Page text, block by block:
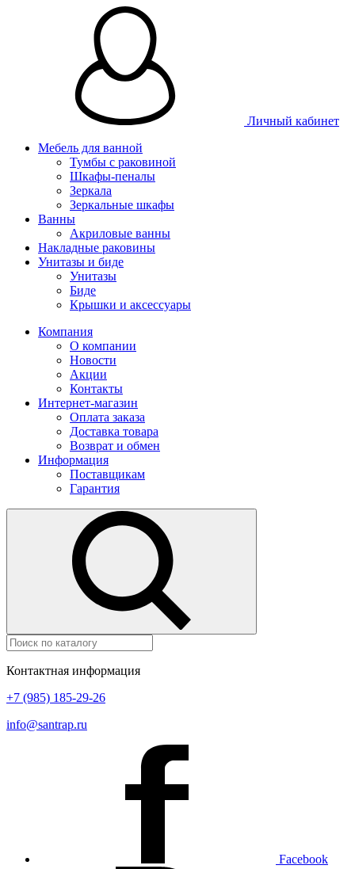
Личный кабинет
Мебель для ванной
Тумбы с раковиной
Шкафы-пеналы
Зеркала
Зеркальные шкафы
Ванны
Акриловые ванны
Накладные раковины
Унитазы и биде
Унитазы
Биде
Крышки и аксессуары
Компания
О компании
Новости
Акции
Контакты
Интернет-магазин
Оплата заказа
Доставка товара
Возврат и обмен
Информация
Поставщикам
Гарантия
Контактная информация
+7 (985) 185-29-26
info@santrap.ru
Facebook